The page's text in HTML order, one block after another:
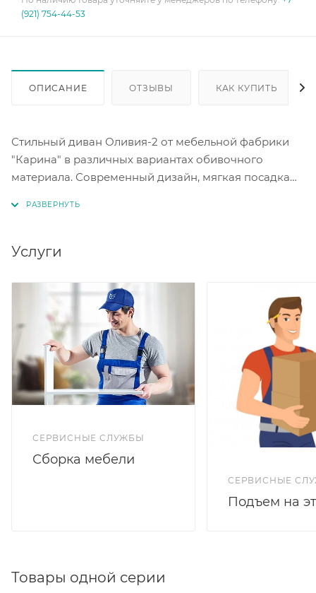
(921) 754-44-53
ОПИСАНИЕ ОТЗЫВЫ КАК КУПИТЬ
Стильный диван Оливия-2 от мебельной фабрики
"Карина" в различных вариантах обивочного
материала. Современный дизайн, мягкая посадка
части, что безусловно является практичным при
Услуги
СЕРВИСНЫЕ СЛУЖБЫ
Сборка мебели
СЕРВИСНЫЕ
Подъем на
Товары одной серии